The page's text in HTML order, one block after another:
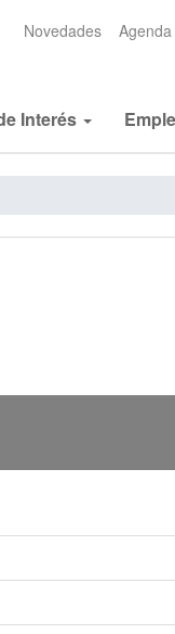
Novedades Agenda
Interés